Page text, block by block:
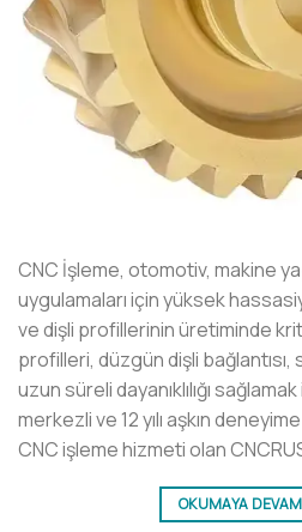
CNC İşleme, otomotiv, makine
uygulamaları için yüksek
ve dişli profillerinin üretiminde
profilleri, düzgün dişli
uzun süreli dayanıklılığı
merkezli ve 12 yılı aşkın
CNC işleme hizmeti olan
OKUMAYA